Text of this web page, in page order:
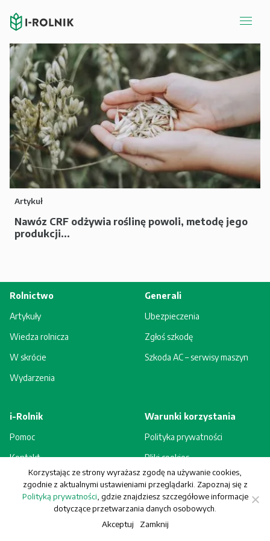
Artykuł
Nawóz CRF odżywia roślinę powoli, metodę jego
produkcji...
Rolnictwo
Artykuły
Wiedza rolnicza
W skrócie
Wydarzenia
Generali
Ubezpieczenia
Zgłoś szkodę
Szkoda AC – serwisy maszyn
i-Rolnik
Pomoc
Kontakt
Rejestracja - korzyści
Warunki korzystania
Polityka prywatności
Pliki cookies
Regulamin
© Generali Towarzystwo Ubezpieczeń S.A. Wszelkie prawa zastrzeżone.
Korzystając ze strony wyrażasz zgodę na używanie cookies,
zgodnie z aktualnymi ustawieniami przeglądarki. Zapoznaj się z
Polityką prywatności , gdzie znajdziesz szczegółowe informacje
dotyczące przetwarzania danych osobowych.
Akceptuj Zamknij